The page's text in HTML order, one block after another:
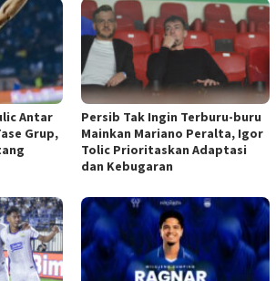
Antar
Grup,
Persib Tak Ingin Terburu-buru
Mainkan Mariano Peralta, Igor
Tolic Prioritaskan Adaptasi
dan Kebugaran